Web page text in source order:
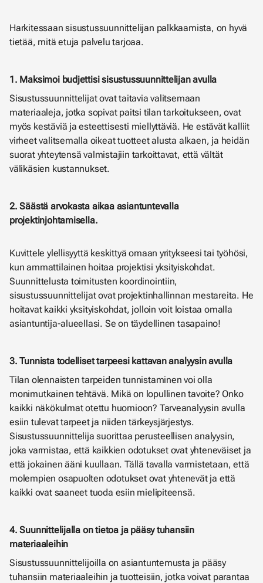
Harkitessaan sisustussuunnittelijan palkkaamista, on hyvä
tietää, mitä etuja palvelu tarjoaa.
1. Maksimoi budjettisi sisustussuunnittelijan avulla
Sisustussuunnittelijat ovat taitavia valitsemaan
materiaaleja, jotka sopivat paitsi tilan tarkoitukseen, ovat
myös kestäviä ja esteettisesti miellyttäviä. He estävät kalliit
virheet valitsemalla oikeat tuotteet alusta alkaen, ja heidän
suorat yhteytensä valmistajiin tarkoittavat, että vältät
välikäsien kustannukset.
2. Säästä arvokasta aikaa asiantuntevalla
projektinjohtamisella.
Kuvittele ylellisyyttä keskittyä omaan yritykseesi tai työhösi,
kun ammattilainen hoitaa projektisi yksityiskohdat.
Suunnittelusta toimitusten koordinointiin,
sisustussuunnittelijat ovat projektinhallinnan mestareita. He
hoitavat kaikki yksityiskohdat, jolloin voit loistaa omalla
asiantuntija-alueellasi. Se on täydellinen tasapaino!
3. Tunnista todelliset tarpeesi kattavan analyysin avulla
Tilan olennaisten tarpeiden tunnistaminen voi olla
monimutkainen tehtävä. Mikä on lopullinen tavoite? Onko
kaikki näkökulmat otettu huomioon? Tarveanalyysin avulla
esiin tulevat tarpeet ja niiden tärkeysjärjestys.
Sisustussuunnittelija suorittaa perusteellisen analyysin,
joka varmistaa, että kaikkien odotukset ovat yhteneväiset ja
että jokainen ääni kuullaan. Tällä tavalla varmistetaan, että
molempien osapuolten odotukset ovat yhtenevät ja että
kaikki ovat saaneet tuoda esiin mielipiteensä.
4. Suunnittelijalla on tietoa ja pääsy tuhansiin
materiaaleihin
Sisustussuunnittelijoilla on asiantuntemusta ja pääsy
tuhansiin materiaaleihin ja tuotteisiin, jotka voivat parantaa